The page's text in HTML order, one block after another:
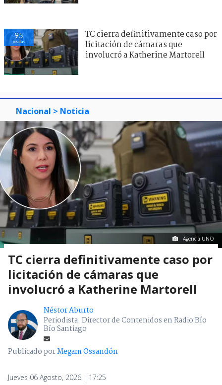
95
visitas
TC cierra definitivamente caso por
licitación de cámaras que
involucró a Katherine Martorell
Nacional > Noticia
Agencia UNO
TC cierra definitivamente caso por
licitación de cámaras que
involucró a Katherine Martorell
Néstor Aburto
Periodista. Director de Contenidos en Radio Bío
Bío Santiago
Publicado porMegam Ossandón
Jueves 06 Agosto, 2026 | 17:25